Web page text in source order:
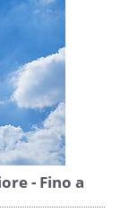
- Fino a